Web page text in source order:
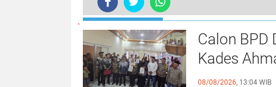
Dinas Koperasi UMKM Karawang
BERITA LAINNYA
Calon BPD
Kades
Ekses
08/08/2026, 13:04 WIB